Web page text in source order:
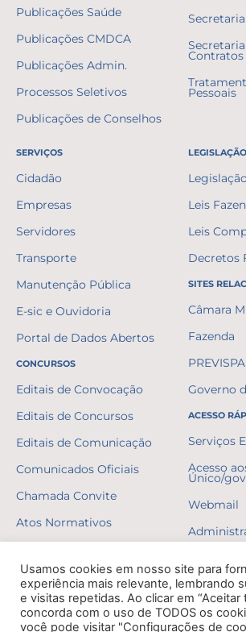
Publicações Saúde
Publicações CMDCA
Publicações Admin.
Processos Seletivos
Publicações de Conselhos
Contratos
Pessoais
SERVIÇOS
Cidadão
Empresas
Servidores
Transporte
Manutenção Pública
E-sic e Ouvidoria
Portal de Dados Abertos
CONCURSOS
Editais de Convocação
Editais de Concursos
Editais de Comunicação
Comunicados Oficiais
Chamada Convite
Atos Normativos
Gabaritos
Formulários
Erratas
LEGISLAÇÃO
Leis
Leis
Decretos
SITES
Câmara
Fazenda
PREVISPA
Governo
ACESSO
Serviços
Acesso
Único/
Webmail
Usamos cookies em nosso site para
experiência mais relevante, lembrando
e visitas repetidas. Ao clicar em “Aceitar
concorda com o uso de TODOS os
você pode visitar "Configurações de